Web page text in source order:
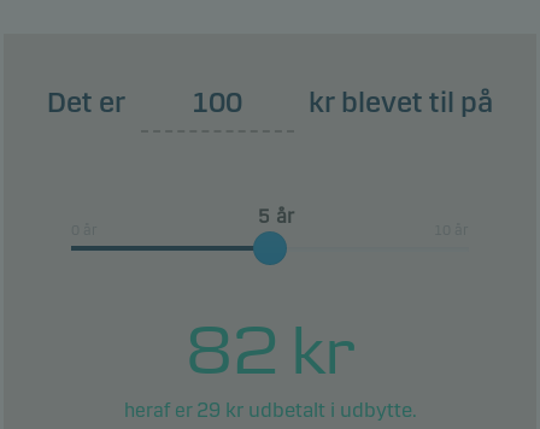
Det er kr blevet til på
år
82 kr
heraf er 29 kr udbetalt i udbytte.